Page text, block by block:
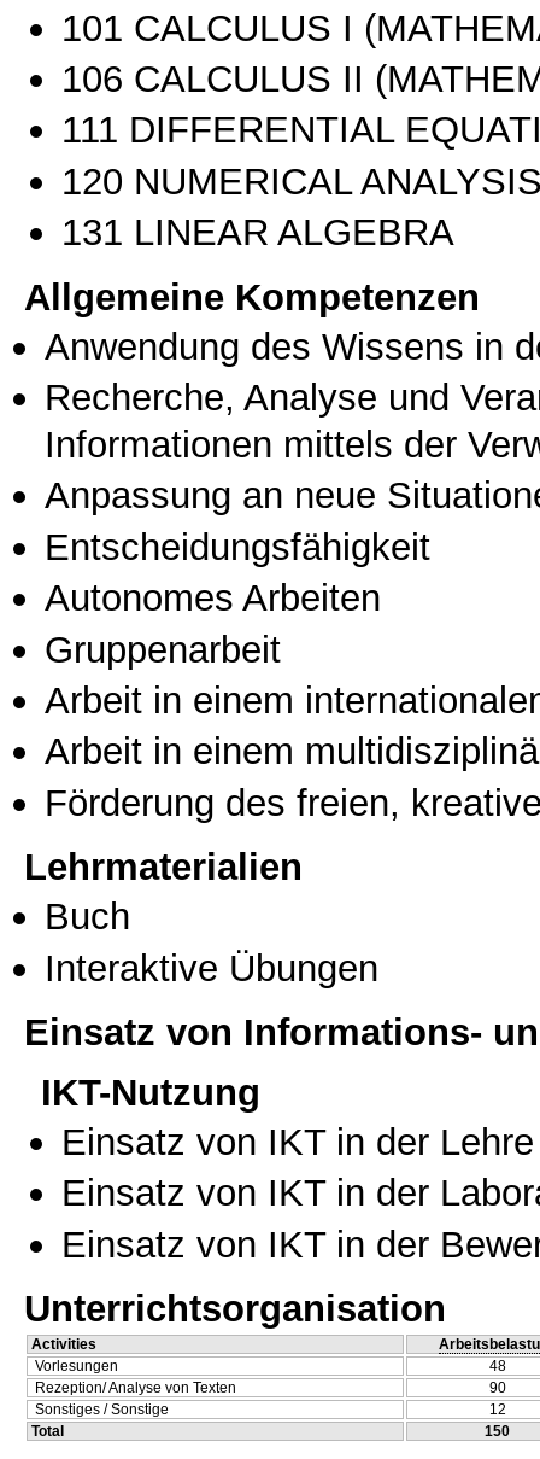
101 CALCULUS I
106 CALCULUS II
111 DIFFERENTIAL
120 NUMERICAL
131 LINEAR ALGEBRA
Allgemeine Kompetenzen
Anwendung des Wissens in
Recherche, Analyse und
Informationen mittels der
Anpassung an neue
Entscheidungsfähigkeit
Autonomes Arbeiten
Gruppenarbeit
Arbeit in einem
Arbeit in einem
Förderung des freien,
Lehrmaterialien
Buch
Interaktive Übungen
Einsatz von Informations-
IKT-Nutzung
Einsatz von IKT in der Lehre
Einsatz von IKT in der
Einsatz von IKT in der
Unterrichtsorganisation
Activities
Vorlesungen
48
Rezeption/ Analyse von Texten
90
Sonstiges / Sonstige
12
Total
150